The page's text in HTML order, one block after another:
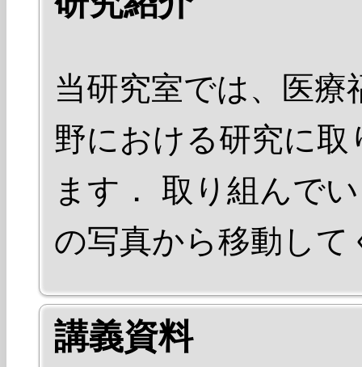
当研究室では、医療
野における研究に取
ます． 取り組んで
の写真から移動して
講義資料